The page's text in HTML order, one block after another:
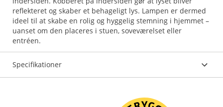
reflekteret og skaber et behageligt lys. Lampen er dermed
ideel til at skabe en rolig og hyggelig stemning i hjemmet –
uanset om den placeres i stuen, soveværelset eller
entréen.
Specifikationer